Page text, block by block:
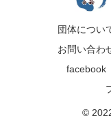
団体につい
お問い合わ
facebook
©